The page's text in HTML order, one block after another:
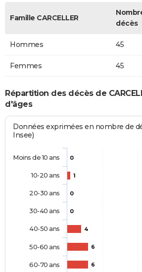
Famille CARCELLER
décès
Hommes 45
Femmes 45
Répartition des décès de
d'âges
Données exprimées en nombre de
Insee)
0
1
0
0
4
6
6
Moins de 10 ans
10-20 ans
20-30 ans
30-40 ans
40-50 ans
50-60 ans
60-70 ans